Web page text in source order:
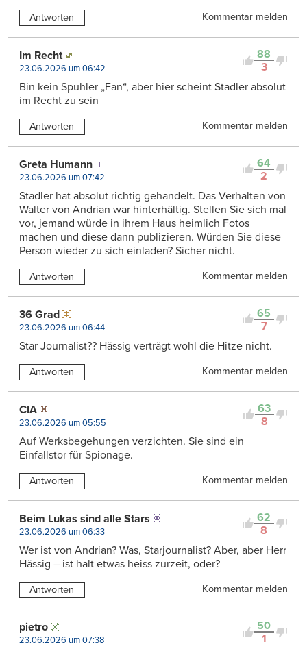
Antworten Kommentar melden
88
3
Im Recht
23.06.2026 um 06:42
Bin kein Spuhler „Fan“, aber hier scheint Stadler absolut
im Recht zu sein
Antworten Kommentar melden
64
2
Greta Humann
23.06.2026 um 07:42
Stadler hat absolut richtig gehandelt. Das Verhalten von
Walter von Andrian war hinterhältig. Stellen Sie sich mal
vor, jemand würde in ihrem Haus heimlich Fotos
machen und diese dann publizieren. Würden Sie diese
Person wieder zu sich einladen? Sicher nicht.
Antworten Kommentar melden
65
7
36 Grad
23.06.2026 um 06:44
Star Journalist?? Hässig verträgt wohl die Hitze nicht.
Antworten Kommentar melden
63
8
CIA
23.06.2026 um 05:55
Auf Werksbegehungen verzichten. Sie sind ein
Einfallstor für Spionage.
Antworten Kommentar melden
62
8
Beim Lukas sind alle Stars
23.06.2026 um 06:33
Wer ist von Andrian? Was, Starjournalist? Aber, aber Herr
Hässig – ist halt etwas heiss zurzeit, oder?
Antworten Kommentar melden
50
1
pietro
23.06.2026 um 07:38